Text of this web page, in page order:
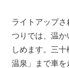
ライトアップさ
つりでは、温か
しめます。三
温泉」まで車を